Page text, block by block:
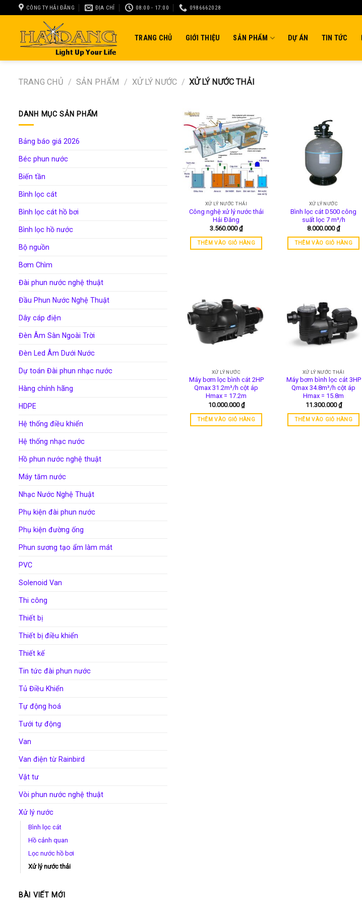
to
CÔNG TY HẢI ĐĂNG ĐỊA CHỈ 08:00 - 17:00 0986662028
TRANG CHỦ GIỚI THIỆU SẢN PHẨM DỰ ÁN TIN TỨC
TRANG CHỦ / SẢN PHẨM / XỬ LÝ NƯỚC / XỬ LÝ NƯỚC THẢI
DANH MỤC SẢN PHẨM
Bảng báo giá 2026
Béc phun nước
Biến tần
Bình lọc cát
Bình lọc cát hồ bơi
Bình lọc hồ nước
Bộ nguồn
Bơm Chìm
Đài phun nước nghệ thuật
Đầu Phun Nước Nghệ Thuật
Dây cáp điện
Đèn Âm Sàn Ngoài Trời
Đèn Led Âm Dưới Nước
Dự toán Đài phun nhạc nước
Hàng chính hãng
HDPE
Hệ thống điều khiển
Hệ thống nhạc nước
Hồ phun nước nghệ thuật
Máy tăm nước
Nhạc Nước Nghệ Thuật
Phụ kiện đài phun nước
Phụ kiện đường ống
Phun sương tạo ẩm làm mát
PVC
Solenoid Van
Thi công
Thiết bị
Thiết bị điều khiển
Thiết kế
Tin tức đài phun nước
Tủ Điều Khiển
Tự động hoá
Tưới tự động
Van
Van điện từ Rainbird
Vật tư
Vòi phun nước nghệ thuật
Xử lý nước
Bình lọc cát
Hồ cảnh quan
Lọc nước hồ bơi
Xử lý nước thải
BÀI VIẾT MỚI
XỬ LÝ NƯỚC THẢI
Công nghệ xử lý nước thải
Hải Đăng
3.560.000₫
THÊM VÀO GIỎ HÀNG
XỬ LÝ NƯỚC
Bình lọc cát D500 công
suất lọc 7 m³/h
8.000.000₫
THÊM VÀO GIỎ HÀNG
XỬ LÝ NƯỚC
Máy bơm lọc bình cát 2HP
Qmax 31.2m³/h cột áp
Hmax = 17.2m
10.000.000₫
THÊM VÀO GIỎ HÀNG
XỬ LÝ NƯỚC THẢI
Máy bơm bình lọc cát 3HP
Qmax 34.8m³/h cột áp
Hmax = 15.8m
11.300.000₫
THÊM VÀO GIỎ HÀNG